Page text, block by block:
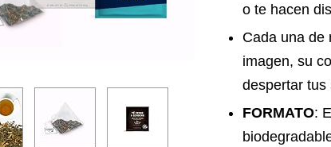
o te hacen
Cada una de
imagen, su
despertar tus
FORMATO: